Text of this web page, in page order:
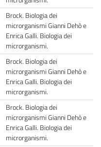
Brock. Biologia dei
microrganismi Gianni Dehò e
Enrica Galli. Biologia dei
microrganismi.
Brock. Biologia dei
microrganismi Gianni Dehò e
Enrica Galli. Biologia dei
microrganismi.
Brock. Biologia dei
microrganismi Gianni Dehò e
Enrica Galli. Biologia dei
microrganismi.